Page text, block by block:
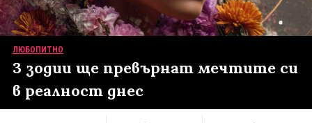
ЛЮБОПИТНО
3 зодии ще превърнат мечтите си
в реалност днес